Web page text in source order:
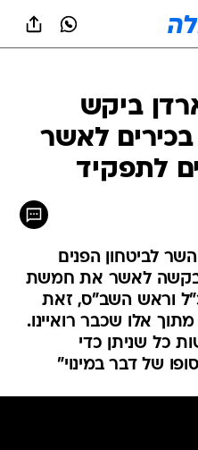
ביקש
בכירים לאשר
לתפקיד
לביטחון הפנים
בבקשה לאשר את חמשת
וראש השב"ס, זאת
אלו שכבר רואיינו.
כל שניתן כדי
של דבר במינוי"